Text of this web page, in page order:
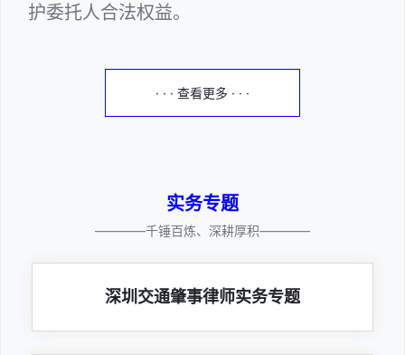
护委托人合法权益。
· · · 查看更多 · · ·
实务专题
————千锤百炼、深耕厚积————
深圳交通肇事律师实务专题